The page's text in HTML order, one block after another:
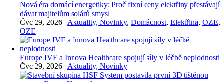
Nová éra domácí energetiky: Proč fixní ceny elektřiny přestávají
dávat majitelům solárů smysl
Čvc 29, 2026 | Aktuality, Novinky, Domácnost, Elektřina, OZE,
OZE
Europe IVF a Innova Healthcare spojují síly v léčbě neplodnosti
Čvc 29, 2026 | Aktuality, Novinky